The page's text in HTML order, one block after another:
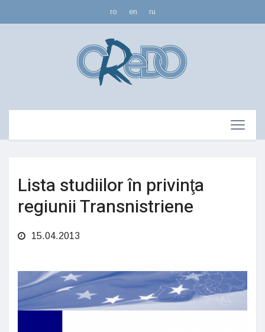
ro en ru
Lista studiilor în privinţa
regiunii Transnistriene
15.04.2013